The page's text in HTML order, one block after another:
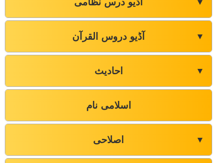
▼
آڈیو دروس القرآن ▼
احادیث ▼
اسلامی نام
اصلاحی ▼